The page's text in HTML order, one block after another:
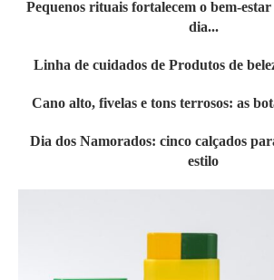
Pequenos rituais fortalecem o bem-
dia...
Linha de cuidados de Produtos de
Cano alto, fivelas e tons terrosos: as
Dia dos Namorados: cinco calçados
estilo